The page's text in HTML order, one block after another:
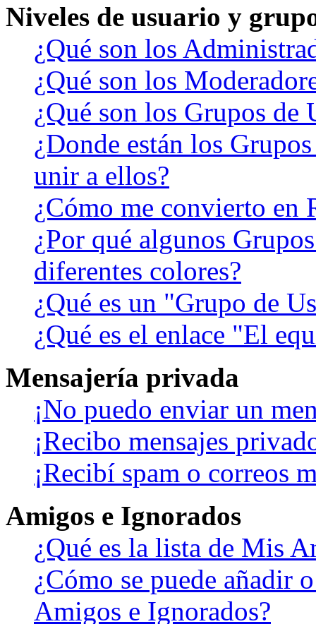
Niveles de usuario y
¿Qué son los
¿Qué son los
¿Qué son los Grupos de
¿Donde están los
unir a ellos?
¿Cómo me convierto en
¿Por qué algunos
diferentes colores?
¿Qué es un "Grupo de
¿Qué es el enlace "El
Mensajería privada
¡No puedo enviar un
¡Recibo mensajes
¡Recibí spam o correos
Amigos e Ignorados
¿Qué es la lista de Mis
¿Cómo se puede añadir
Amigos e Ignorados?